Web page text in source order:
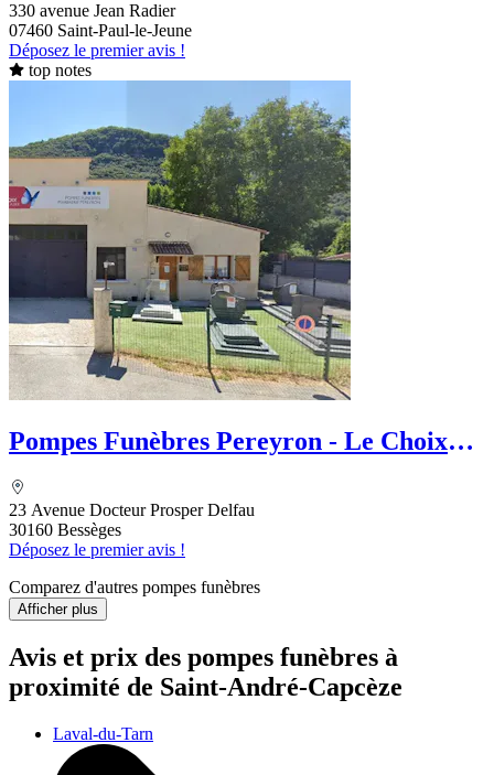
330 avenue Jean Radier
07460 Saint-Paul-le-Jeune
Déposez le premier avis !
top notes
Pompes Funèbres Pereyron - Le Choix
23 Avenue Docteur Prosper Delfau
30160 Bessèges
Déposez le premier avis !
Comparez d'autres pompes funèbres
Afficher plus
Avis et prix des pompes funèbres à
proximité de Saint-André-Capcèze
Laval-du-Tarn